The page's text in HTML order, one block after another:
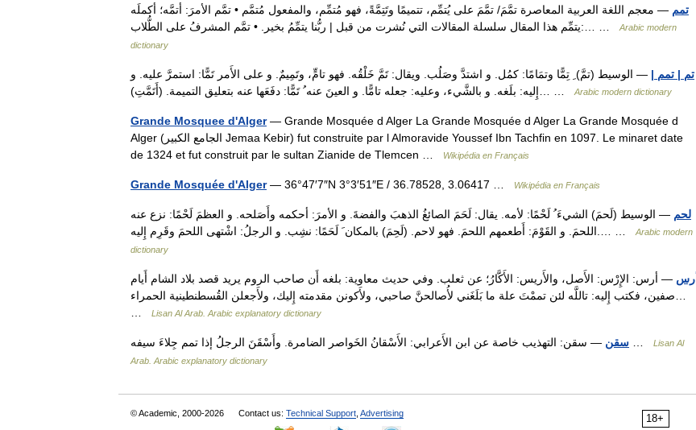
تمم — معجم اللغة العربية المعاصرة تمَّمَ/ تمَّمَ على يُتمِّم، تتميمًا وتَتِمَّةً، فهو مُتمِّم، والمفعول مُتمَّم • تمَّم الأمرَ: أتمَّه؛ أكملَه
يتمِّم هذا المقال سلسلة المقالات التي نُشرت من قبل | ربُّنا يتمِّمُ بخير. • تمَّم المشرفُ على الطُّلاب:… …
Arabic modern
dictionary
تم | تمم | — الوسيط (تمَّ) ِ تِمًّا وتمَامًا: كمُل. و اشتدَّ وصَلُب. ويقال: تَمَّ خَلْقُه. فهو تامٍّ، وتَمِيمٌ. و على الأَمر تَمًّا: استمرَّ عليه. و
Arabic modern dictionary
Grande Mosquee d'Alger— Grande Mosquée d Alger La Grande Mosquée d Alger La Grande Mosquée d
Alger (الجامع الكبير Jemaa Kebir) fut construite par l Almoravide Youssef Ibn Tachfin en 1097. Le minaret date
de 1324 et fut construit par le sultan Zianide de Tlemcen …
Wikipédia en Français
Grande Mosquée d'Alger— 36°47′7″N 3°3′51″E / 36.78528, 3.06417 … Wikipédia en Français
لحم — الوسيط (لَحمَ) الشيءَ ُ لَحْمًا: لأمه. يقال: لَحَمَ الصائغُ الذهبَ والفضةَ. و الأمرَ: أحكمه وأَصَلحه. و العظمَ لَحْمًا: نزع عنه
Arabic modern
dictionary
أرس — أرس: الإِرْس: الأَصل، والأَريس: الأَكَّارُ؛ عن ثعلب. وفي حديث معاوية: بلغه أَن صاحب الروم يريد قصد بلاد الشام أَيام
صفين، فكتب إِليه: تاللَّه لئن تممْتَ علة ما بَلَغَني لأُصالحنَّ صاحبي، ولأَكونن مقدمته إِليك، ولأَجعلن القُسطنطينية الحمراء…
Lisan Al Arab. Arabic explanatory dictionary
سقن
Lisan Al
Arab. Arabic explanatory dictionary
18+
© Academic, 2000-2026 Contact us: Technical Support Advertising